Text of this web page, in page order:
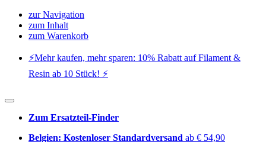
zur Navigation
zum Inhalt
zum Warenkorb
⚡️Mehr kaufen, mehr sparen: 10% Rabatt auf Filament &
Resin ab 10 Stück! ⚡️
Zum Ersatzteil-Finder
Belgien: Kostenloser Standardversand ab € 54,90